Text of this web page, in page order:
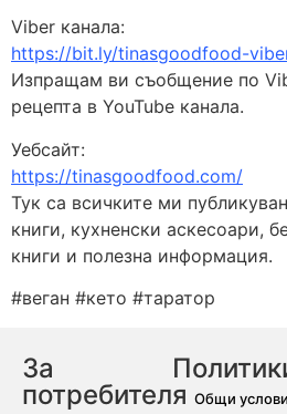
Viber канала:
https://bit.ly/tinasgoodfood-
Изпращам ви съобщение по
рецепта в YouTube канала.
Уебсайт:
https://tinasgoodfood.com/
Тук са всичките ми
книги, кухненски аскесоари,
книги и полезна информация.
#веган #кето #таратор
За
потребителя Общи